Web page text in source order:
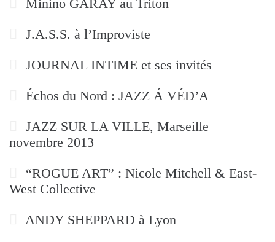
Minino GARAY au Triton
J.A.S.S. à l’Improviste
JOURNAL INTIME et ses invités
Échos du Nord : JAZZ Á VÉD’A
JAZZ SUR LA VILLE, Marseille
novembre 2013
“ROGUE ART” : Nicole Mitchell & East-
West Collective
ANDY SHEPPARD à Lyon